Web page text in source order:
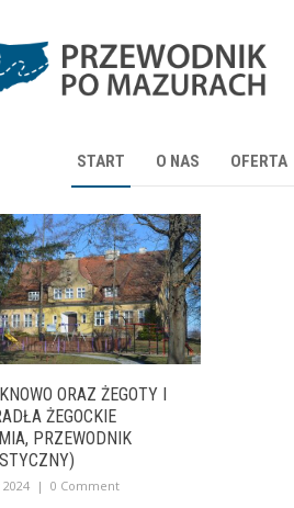
START O NAS OFERTA
ORAZ ŻEGOTY I
ŻEGOCKIE
PRZEWODNIK
| 0 Comment